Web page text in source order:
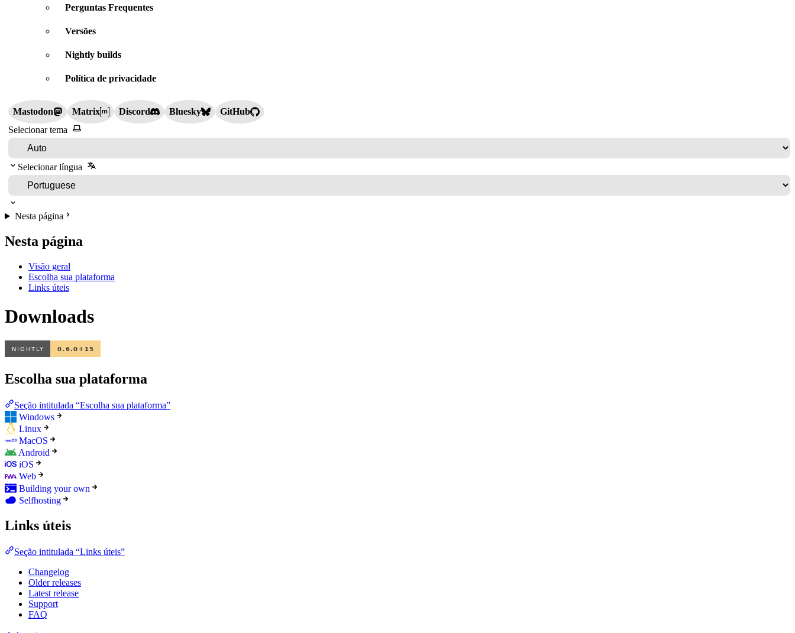
Perguntas Frequentes
Versões
Nightly builds
Política de privacidade
Mastodon Matrix Discord Bluesky
GitHub
Selecionar tema
Selecionar língua
Nesta página
Nesta página
Visão geral
Escolha sua plataforma
Links úteis
Downloads
Escolha sua plataforma
Seção intitulada “Escolha sua plataforma”
Windows
Linux
MacOS
Android
iOS
Web
Building your own
Selfhosting
Links úteis
Seção intitulada “Links úteis”
Changelog
Older releases
Latest release
Support
FAQ